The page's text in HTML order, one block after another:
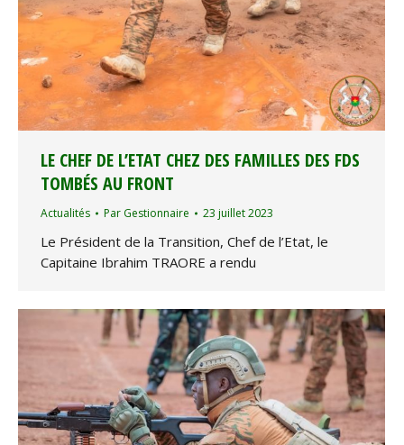
LE CHEF DE L’ETAT CHEZ DES FAMILLES DES FDS
TOMBÉS AU FRONT
Actualités Par Gestionnaire 23 juillet 2023
Le Président de la Transition, Chef de l’Etat, le
Capitaine Ibrahim TRAORE a rendu